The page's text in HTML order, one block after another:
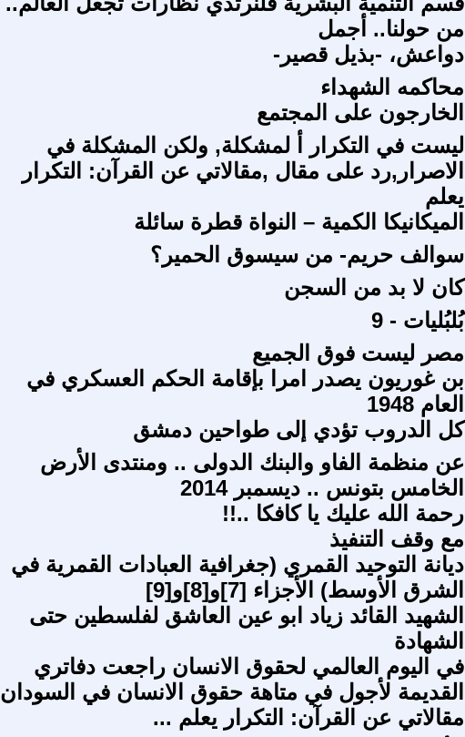
من حولنا.. أجمل
دواعش، -بذيل قصير-
محاكمه الشهداء
الخارجون على المجتمع
ليست في التكرار أ لمشكلة, ولكن المشكلة في
الاصرار,رد على مقال ,مقالاتي عن القرآن: التكرار
يعلم
الميكانيكا الكمية – النواة قطرة سائلة
سوالف حريم- من سيسوق الحمير؟
كان لا بد من السجن
بُلبُليات - 9
مصر ليست فوق الجميع
بن غوريون يصدر امرا بإقامة الحكم العسكري في
العام 1948
كل الدروب تؤدي إلى طواحين دمشق
عن منظمة الفاو والبنك الدولى .. ومنتدى الأرض
الخامس بتونس .. ديسمبر 2014
رحمة الله عليك يا كافكا ..!!
مع وقف التنفيذ
ديانة التوحيد القمري (جغرافية العبادات القمرية في
الشرق الأوسط) الأجزاء [7]و[8]و[9]
الشهيد القائد زياد ابو عين العاشق لفلسطين حتى
الشهادة
في اليوم العالمي لحقوق الانسان راجعت دفاتري
القديمة لأجول في متاهة حقوق الانسان في السودان
مقالاتي عن القرآن: التكرار يعلم ...